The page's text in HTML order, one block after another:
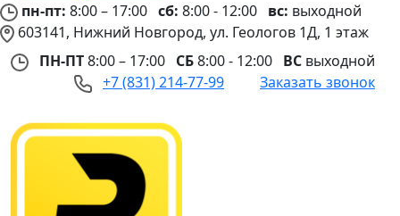
пн-пт: 8:00 – 17:00 сб: 8:00 - 12:00 вс: выходной
603141, Нижний Новгород, ул. Геологов 1Д, 1 этаж
ПН-ПТ8:00 – 17:00 СБ8:00 - 12:00 ВС выходной
+7 (831) 214-77-99
Заказать звонок